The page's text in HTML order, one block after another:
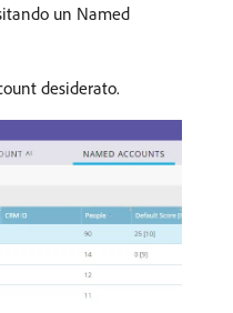
un Named
desiderato.